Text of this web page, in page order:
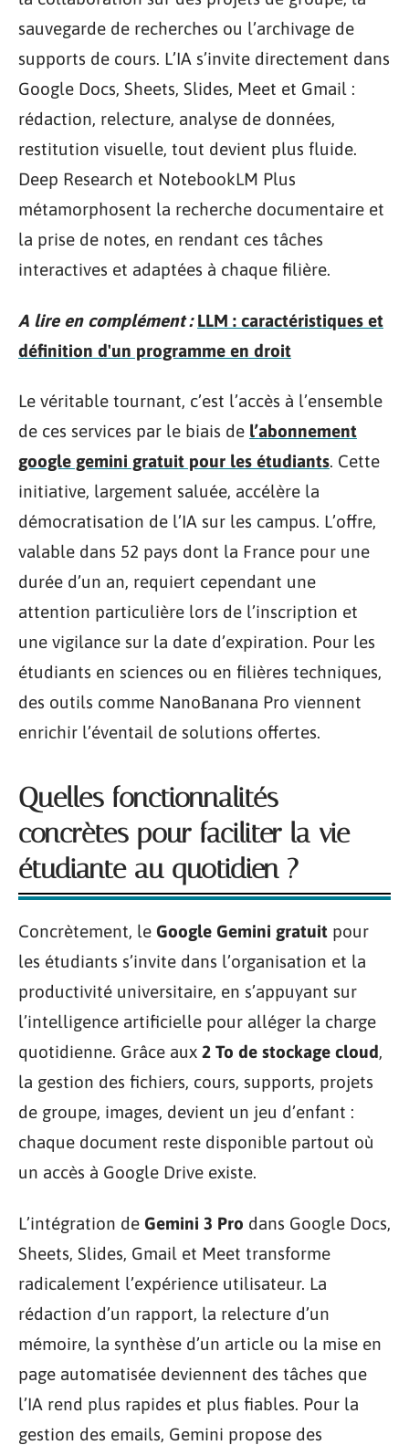
sauvegarde de recherches ou l’archivage de
supports de cours. L’IA s’invite directement dans
Google Docs, Sheets, Slides, Meet et Gmail :
rédaction, relecture, analyse de données,
restitution visuelle, tout devient plus fluide.
Deep Research et NotebookLM Plus
métamorphosent la recherche documentaire et
la prise de notes, en rendant ces tâches
interactives et adaptées à chaque filière.
A lire en complément : LLM : caractéristiques et
définition d'un programme en droit
Le véritable tournant, c’est l’accès à l’ensemble
de ces services par le biais de l’abonnement
google gemini gratuit pour les étudiants. Cette
initiative, largement saluée, accélère la
démocratisation de l’IA sur les campus. L’offre,
valable dans 52 pays dont la France pour une
durée d’un an, requiert cependant une
attention particulière lors de l’inscription et
une vigilance sur la date d’expiration. Pour les
étudiants en sciences ou en filières techniques,
des outils comme NanoBanana Pro viennent
enrichir l’éventail de solutions offertes.
Quelles fonctionnalités
concrètes pour faciliter la vie
étudiante au quotidien ?
Concrètement, le Google Gemini gratuit pour
les étudiants s’invite dans l’organisation et la
productivité universitaire, en s’appuyant sur
l’intelligence artificielle pour alléger la charge
quotidienne. Grâce aux 2 To de stockage cloud,
la gestion des fichiers, cours, supports, projets
de groupe, images, devient un jeu d’enfant :
chaque document reste disponible partout où
un accès à Google Drive existe.
L’intégration de Gemini 3 Pro dans Google Docs,
Sheets, Slides, Gmail et Meet transforme
radicalement l’expérience utilisateur. La
rédaction d’un rapport, la relecture d’un
mémoire, la synthèse d’un article ou la mise en
page automatisée deviennent des tâches que
l’IA rend plus rapides et plus fiables. Pour la
gestion des emails, Gemini propose des